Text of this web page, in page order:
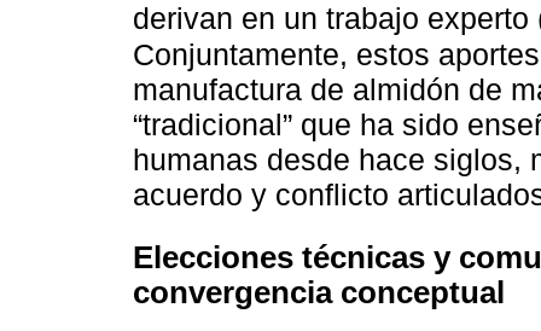
derivan en un trabajo experto
Conjuntamente, estos
manufactura de almidón de
“tradicional” que ha sido
humanas desde hace siglos,
acuerdo y conflicto
Elecciones técnicas y
convergencia conceptual